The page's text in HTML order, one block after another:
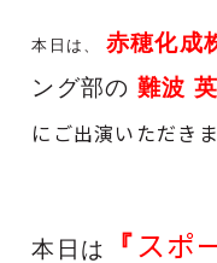
本日は、 赤穂化成
ング部の 難波
にご出演いただき
本日は 『スポ